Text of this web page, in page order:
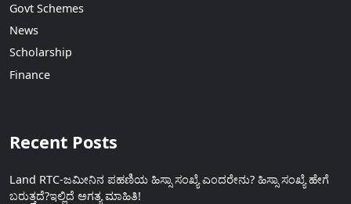
Govt Schemes
News
Scholarship
Finance
Recent Posts
Land RTC-ಜಮೀನಿನ ಪಹಣಿಯ ಹಿಸ್ಸಾ ಸಂಖ್ಯೆ ಎಂದರೇನು? ಹಿಸ್ಸಾ ಸಂಖ್ಯೆ ಹೇಗೆ
ಬರುತ್ತದೆ?ಇಲ್ಲಿದೆ ಅಗತ್ಯ ಮಾಹಿತಿ!